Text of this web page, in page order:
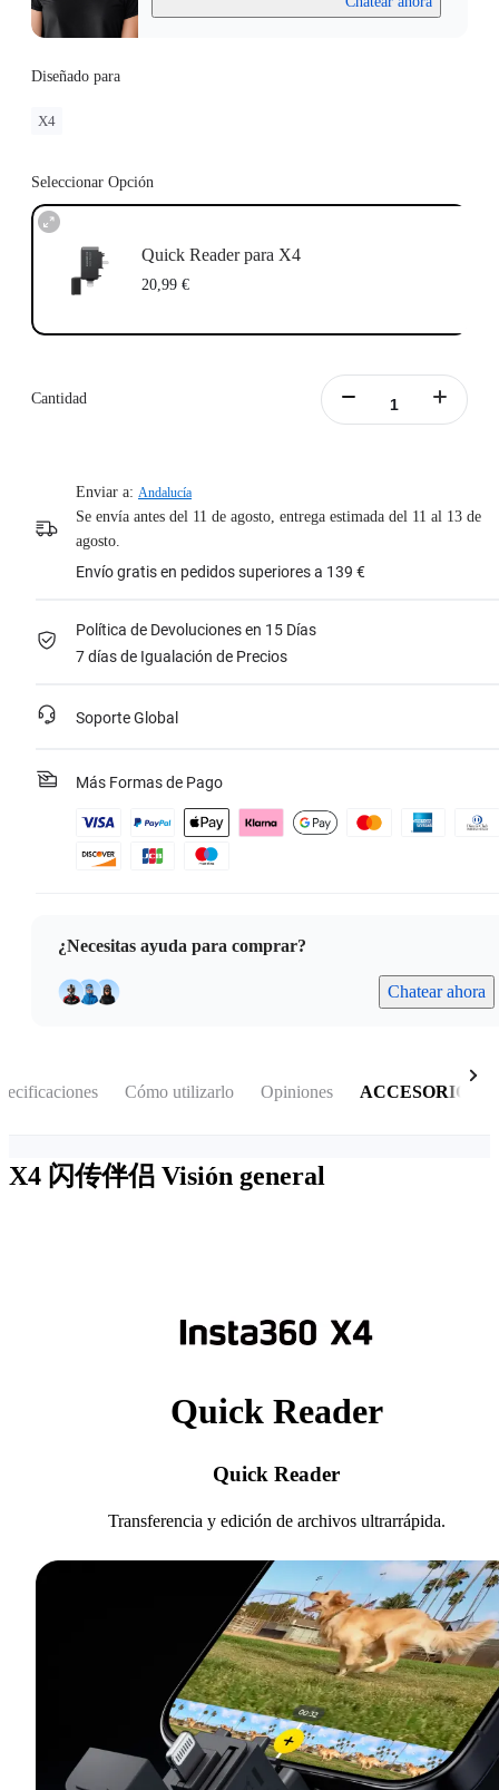
Diseñado para
X4
Seleccionar Opción
Quick Reader para X4
20,99 €
Cantidad
Enviar a: Andalucía
Se envía antes del 11 de agosto, entrega estimada del 11 al 13 de
agosto.
Envío gratis en pedidos superiores a 139 €
Política de Devoluciones en 15 Días
7 días de Igualación de Precios
Soporte Global
Más Formas de Pago
¿Necesitas ayuda para comprar?
Chatear ahora
Cómo utilizarlo Opiniones ACCESORIOS
X4 闪传伴侣 Visión general
Quick Reader
Quick Reader
Transferencia y edición de archivos ultrarrápida.